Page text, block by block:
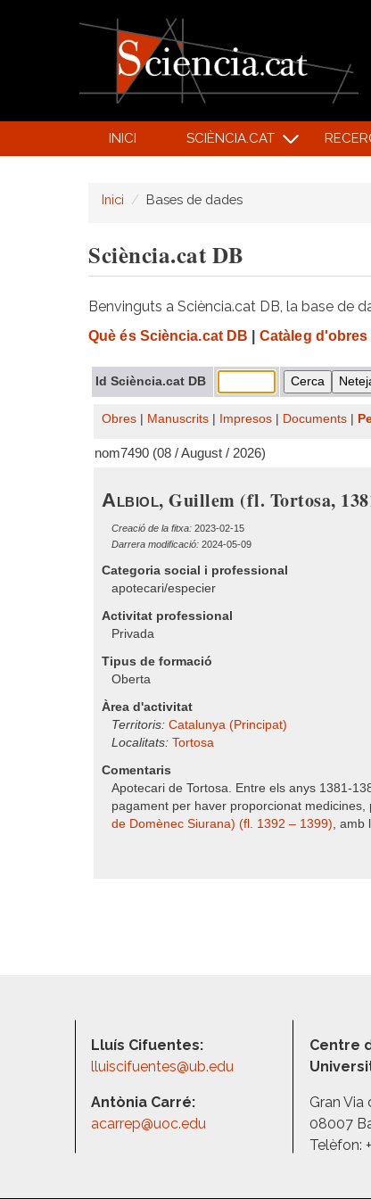
INICI SCIÈNCIA.CAT
Inici Bases de dades
Sciència.cat DB
Benvinguts a Sciència.cat DB, la base de
Què és Sciència.cat DB Catàleg d'obres
Id Sciència.cat DB
Obres Manuscrits Impresos Documents
nom7490 (08 / August / 2026)
Albiol, Guillem (fl. Tortosa,
Creació de la fitxa: 2023-02-15
Darrera modificació: 2024-05-09
Categoria social i professional
apotecari/especier
Activitat professional
Privada
Tipus de formació
Oberta
Àrea d'activitat
Territoris: Catalunya (Principat)
Localitats: Tortosa
Comentaris
Apotecari de Tortosa. Entre els anys 1381-
pagament per haver proporcionat
de Domènec Siurana) (fl. 1392 – 1399), amb
Lluís Cifuentes:
lluiscifuentes@ub.edu
Antònia Carré:
acarrep@uoc.edu
Centre
Gran Via
08007
Telèfon: